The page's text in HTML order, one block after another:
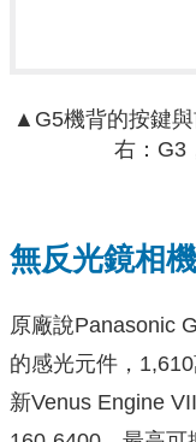
▲G5機背的按鍵與
右：G3
無反光鏡相
原廠說Panasonic
的感光元件，
新Venus Engine